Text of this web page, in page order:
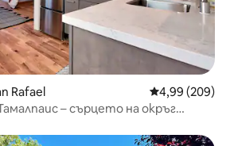
Rafael Средна
4,99 (209)
– сърцето на окръг